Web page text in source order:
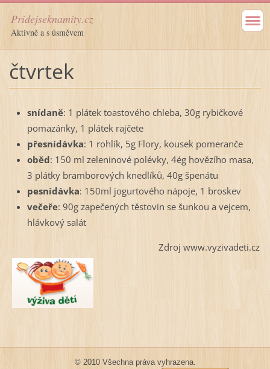
Pridejseknamity.cz
Aktivně a s úsměvem
čtvrtek
snídaně: 1 plátek toastového chleba, 30g rybičkové
pomazánky, 1 plátek rajčete
přesnídávka: 1 rohlík, 5g Flory, kousek pomeranče
oběd: 150 ml zeleninové polévky, 4ég hovězího masa,
3 plátky bramborových knedlíků, 40g špenátu
pesnídávka: 150ml jogurtového nápoje, 1 broskev
večeře: 90g zapečených těstovin se šunkou a vejcem,
hlávkový salát
Zdroj www.vyzivadeti.cz
© 2010 Všechna práva vyhrazena.